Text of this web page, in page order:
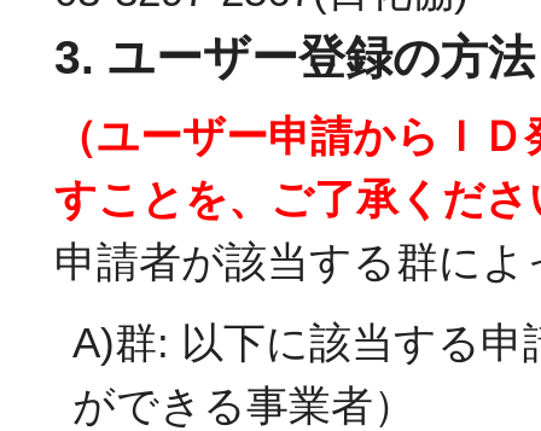
3. ユーザー登録の方法
（ユーザー申請からＩ
すことを、ご了承くださ
申請者が該当する群に
A)群: 以下に該当する
ができる事業者）